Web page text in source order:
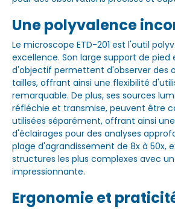
Une polyvalence
Le microscope ETD-201 est l'outil
excellence. Son large support de pied
d'objectif permettent d'observer des
tailles, offrant ainsi une flexibilité
remarquable. De plus, ses sources
réfléchie et transmise, peuvent être
utilisées séparément, offrant ainsi
d'éclairages pour des analyses
plage d'agrandissement de 8x à 50x,
structures les plus complexes avec
impressionnante.
Ergonomie et